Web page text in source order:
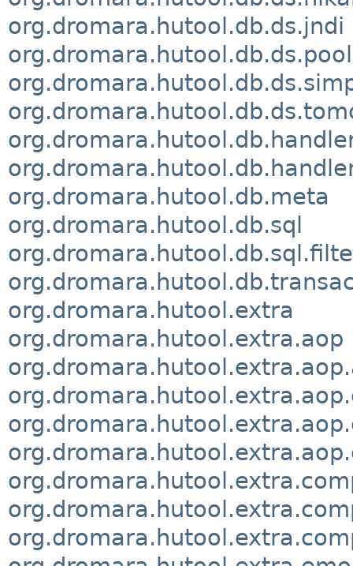
org.dromara.hutool.db.ds.jndi
org.dromara.hutool.db.meta
org.dromara.hutool.db.sql
org.dromara.hutool.extra
org.dromara.hutool.extra.aop